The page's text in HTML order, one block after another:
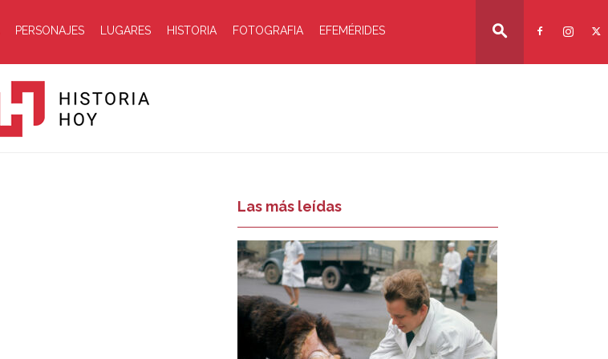
PERSONAJES LUGARES HISTORIA FOTOGRAFIA EFEMÉRIDES
Las más leídas